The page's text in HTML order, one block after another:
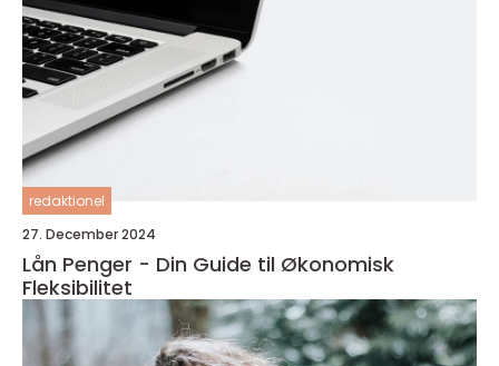
redaktionel
27. December 2024
Lån Penger - Din Guide til Økonomisk
Fleksibilitet